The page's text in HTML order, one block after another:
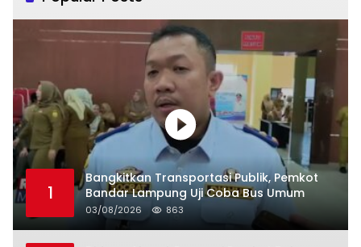
1
Bangkitkan Transportasi Publik, Pemkot
Bandar Lampung Uji Coba Bus Umum
03/08/2026 863